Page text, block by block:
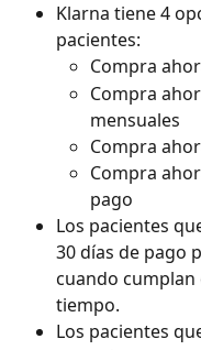
Klarna tiene 4
pacientes:
Compra
Compra
mensuales
Compra
Compra
pago
Los pacientes
30 días de pago
cuando cumplan
tiempo.
Los pacientes